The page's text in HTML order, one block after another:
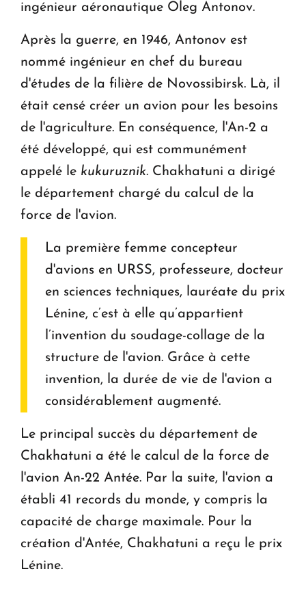
ingénieur aéronautique Oleg Antonov.
Après la guerre, en 1946, Antonov est
nommé ingénieur en chef du bureau
d'études de la filière de Novossibirsk. Là, il
était censé créer un avion pour les besoins
de l'agriculture. En conséquence, l'An-2 a
été développé, qui est communément
appelé le kukuruznik. Chakhatuni a dirigé
le département chargé du calcul de la
force de l'avion.
La première femme concepteur
d'avions en URSS, professeure, docteur
en sciences techniques, lauréate du prix
Lénine, c’est à elle qu’appartient
l’invention du soudage-collage de la
structure de l'avion. Grâce à cette
invention, la durée de vie de l'avion a
considérablement augmenté.
Le principal succès du département de
Chakhatuni a été le calcul de la force de
l'avion An-22 Antée. Par la suite, l'avion a
établi 41 records du monde, y compris la
capacité de charge maximale. Pour la
création d'Antée, Chakhatuni a reçu le prix
Lénine.